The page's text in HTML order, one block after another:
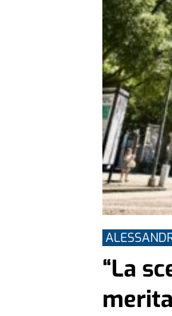
“La